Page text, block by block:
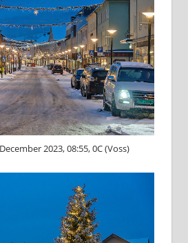
2023, 08:55, 0C (Voss)